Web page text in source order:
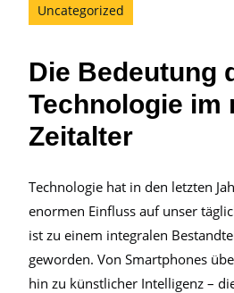
Uncategorized
Die Bedeutung
Technologie im
Zeitalter
Technologie hat in den letzten
enormen Einfluss auf unser
ist zu einem integralen
geworden. Von Smartphones
hin zu künstlicher Intelligenz –